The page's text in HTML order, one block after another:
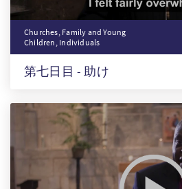
Churches, Family and Young
Children, Individuals
第七日目 - 助け